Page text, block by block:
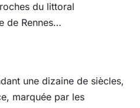
du littoral
de Rennes…
une dizaine de siècles,
marquée par les